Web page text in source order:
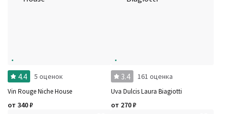
4.4 5 оценок
Vin Rouge Niche House
от 340₽
3.4 161 оценка
Uva Dulcis Laura Biagiotti
от 270₽